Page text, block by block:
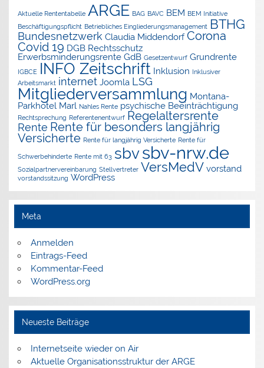
Aktuelle Rententabelle ARGE BAG BAVC BEM BEM Initiative
Beschäftigungspflicht Betriebliches Eingliederungsmanagement BTHG
Bundesnetzwerk Claudia Middendorf Corona
Covid 19 DGB Rechtsschutz
Erwerbsminderungsrente GdB Gesetzentwurf Grundrente
IGBCE INFO Zeitschrift Inklusion Inklusiver
Arbeitsmarkt internet Joomla LSG
Mitgliederversammlung Montana-
Parkhotel Marl Nahles Rente psychische Beeinträchtigung
Rechtsprechung Referentenentwurf Regelaltersrente
Rente Rente für besonders langjährig
Versicherte Rente für langjährig Versicherte Rente für
Schwerbehinderte Rente mit 63 sbvsbv-nrw.de
Sozialpartnervereinbarung Stellvertreter VersMedV vorstand
vorstandssitzung WordPress
Meta
Anmelden
Eintrags-Feed
Kommentar-Feed
WordPress.org
Neueste Beiträge
Internetseite wieder on Air
Aktuelle Organisationsstruktur der ARGE